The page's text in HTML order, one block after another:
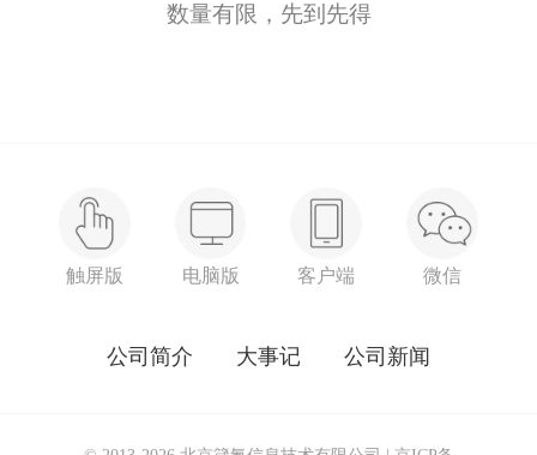
数量有限，先到先得
触屏版 电脑版 客户端 微信
公司简介 大事记 公司新闻